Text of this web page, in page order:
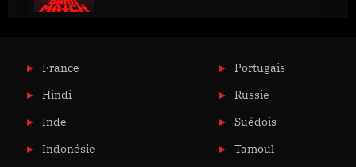
France
Hindi
Inde
Indonésie
Portugais
Russie
Suédois
Tamoul